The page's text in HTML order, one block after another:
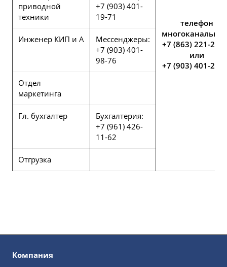
телефон
+7 (863) 221-25-
или
+7 (903) 401-25-
приводной
техники
+7 (903) 401-
19-71
Инженер КИП и А
Мессенджеры:
+7 (903) 401-
98-76
Отдел
маркетинга
Гл. бухгалтер
Бухгалтерия:
+7 (961) 426-
11-62
Отгрузка
Компания